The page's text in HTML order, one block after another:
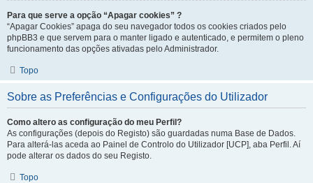
Para que serve a opção “Apagar cookies” ?
“Apagar Cookies” apaga do seu navegador todos os cookies criados pelo
phpBB3 e que servem para o manter ligado e autenticado, e permitem o pleno
funcionamento das opções ativadas pelo Administrador.
Topo
Sobre as Preferências e Configurações do Utilizador
Como altero as configuração do meu Perfil?
As configurações (depois do Registo) são guardadas numa Base de Dados.
Para alterá-las aceda ao Painel de Controlo do Utilizador [UCP], aba Perfil. Aí
pode alterar os dados do seu Registo.
Topo